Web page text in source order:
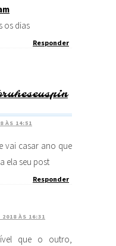
os dias
Responder
ÀS 14:51
vai casar ano que
ela seu post
Responder
ÀS 16:31
que o outro,